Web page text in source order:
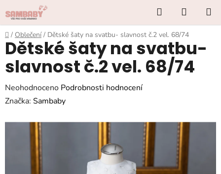
na
obsah
Hledat
KOŠÍK
Domů
/ Oblečení / Dětské šaty na svatbu- slavnost č.2 vel. 68/74
Dětské šaty na svatbu-
slavnost č.2 vel. 68/74
Průměrné
hodnocení
Neohodnoceno Podrobnosti hodnocení
Značka: Sambaby